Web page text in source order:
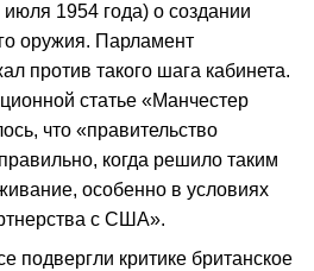
1954 года) о создании
оружия. Парламент
против такого шага кабинета.
статье «Манчестер
что «правительство
когда решило таким
особенно в условиях
с США».
подвергли критике британское